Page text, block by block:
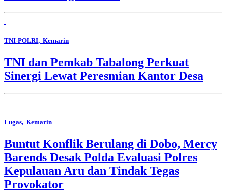
TNI-POLRI, Kemarin
TNI dan Pemkab Tabalong Perkuat
Sinergi Lewat Peresmian Kantor Desa
Lugas, Kemarin
Buntut Konflik Berulang di Dobo, Mercy
Barends Desak Polda Evaluasi Polres
Kepulauan Aru dan Tindak Tegas
Provokator